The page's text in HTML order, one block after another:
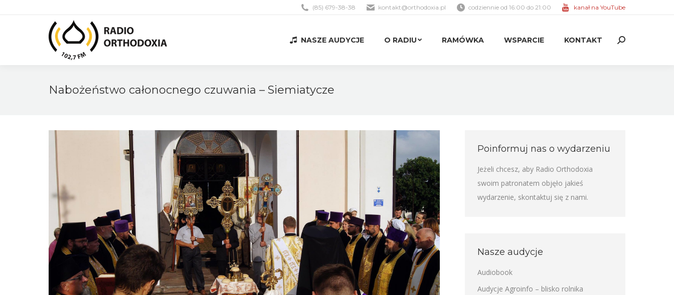
(85) 679-38-38 kontakt@orthodoxia.pl codziennie od 16:00 do 21:00 kanał na YouTube
NASZE AUDYCJE O RADIU RAMÓWKA WSPARCIE KONTAKT Search:
Nabożeństwo całonocnego czuwania – Siemiatycze
Poinformuj nas o wydarzeniu
Jeżeli chcesz, aby Radio Orthodoxia
swoim patronatem objęło jakieś
wydarzenie, skontaktuj się z nami.
Nasze audycje
Audiobook
Audycje Agroinfo – blisko rolnika